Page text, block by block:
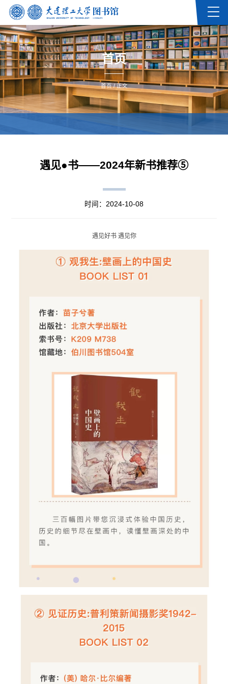
首页
首页/ 正文
遇见●书——2024年新书推荐⑤
时间：2024-10-08
遇见好书 遇见你